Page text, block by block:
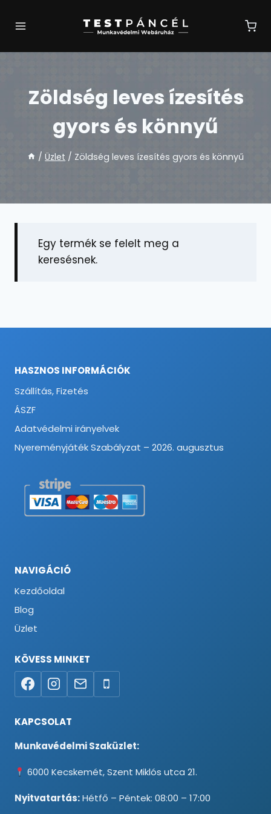
Zöldség leves ízesítés
gyors és könnyű
/ Üzlet / Zöldség leves ízesítés gyors és könnyű
Egy termék se felelt meg a
keresésnek.
HASZNOS INFORMÁCIÓK
Szállítás, Fizetés
ÁSZF
Adatvédelmi irányelvek
Nyereményjáték Szabályzat – 2026. augusztus
NAVIGÁCIÓ
Kezdőoldal
Blog
Üzlet
KÖVESS MINKET
KAPCSOLAT
Munkavédelmi Szaküzlet:
6000 Kecskemét, Szent Miklós utca 21.
Nyitvatartás:Hétfő – Péntek: 08:00 – 17:00